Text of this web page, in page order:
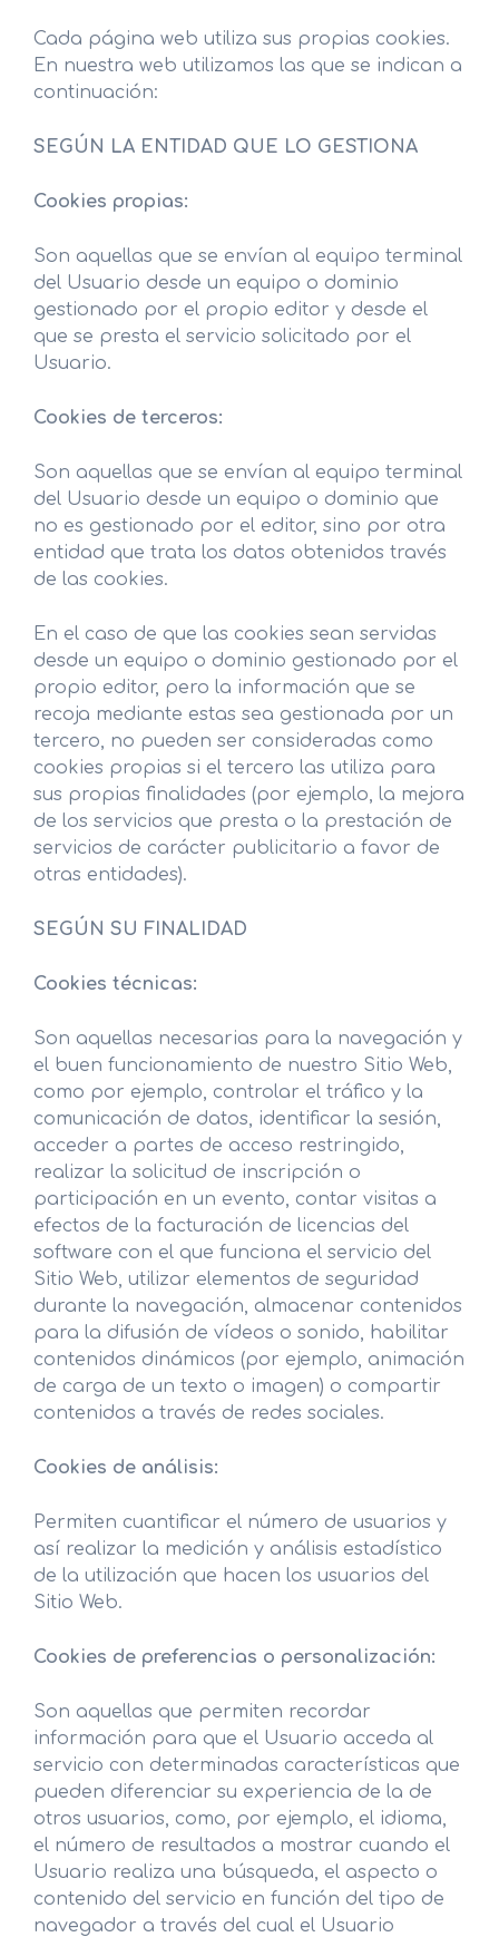
Cada página web utiliza sus propias cookies.
En nuestra web utilizamos las que se indican a
continuación:
SEGÚN LA ENTIDAD QUE LO GESTIONA
Cookies propias:
Son aquellas que se envían al equipo terminal
del Usuario desde un equipo o dominio
gestionado por el propio editor y desde el
que se presta el servicio solicitado por el
Usuario.
Cookies de terceros:
Son aquellas que se envían al equipo terminal
del Usuario desde un equipo o dominio que
no es gestionado por el editor, sino por otra
entidad que trata los datos obtenidos través
de las cookies.
En el caso de que las cookies sean servidas
desde un equipo o dominio gestionado por el
propio editor, pero la información que se
recoja mediante estas sea gestionada por un
tercero, no pueden ser consideradas como
cookies propias si el tercero las utiliza para
sus propias finalidades (por ejemplo, la mejora
de los servicios que presta o la prestación de
servicios de carácter publicitario a favor de
otras entidades).
SEGÚN SU FINALIDAD
Cookies técnicas:
Son aquellas necesarias para la navegación y
el buen funcionamiento de nuestro Sitio Web,
como por ejemplo, controlar el tráfico y la
comunicación de datos, identificar la sesión,
acceder a partes de acceso restringido,
realizar la solicitud de inscripción o
participación en un evento, contar visitas a
efectos de la facturación de licencias del
software con el que funciona el servicio del
Sitio Web, utilizar elementos de seguridad
durante la navegación, almacenar contenidos
para la difusión de vídeos o sonido, habilitar
contenidos dinámicos (por ejemplo, animación
de carga de un texto o imagen) o compartir
contenidos a través de redes sociales.
Cookies de análisis:
Permiten cuantificar el número de usuarios y
así realizar la medición y análisis estadístico
de la utilización que hacen los usuarios del
Sitio Web.
Cookies de preferencias o personalización:
Son aquellas que permiten recordar
información para que el Usuario acceda al
servicio con determinadas características que
pueden diferenciar su experiencia de la de
otros usuarios, como, por ejemplo, el idioma,
el número de resultados a mostrar cuando el
Usuario realiza una búsqueda, el aspecto o
contenido del servicio en función del tipo de
navegador a través del cual el Usuario